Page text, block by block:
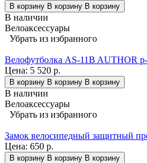
В корзину В корзину В корзину
В наличии
Велоаксессуары
Убрать из избранного
Велофутболка AS-11B AUTHOR
Цена: 5 520 р.
В корзину В корзину В корзину
В наличии
Велоаксессуары
Убрать из избранного
Замок велосипедный защитный
Цена: 650 р.
В корзину В корзину В корзину